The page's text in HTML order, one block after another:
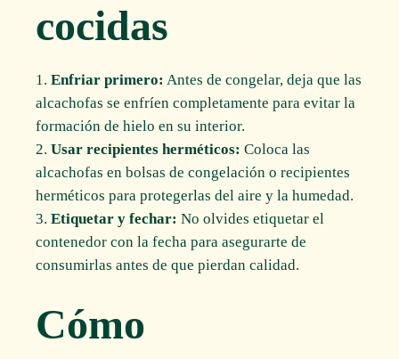
cocidas
Enfriar primero: Antes de congelar, deja que las
alcachofas se enfríen completamente para evitar la
formación de hielo en su interior.
Usar recipientes herméticos: Coloca las
alcachofas en bolsas de congelación o recipientes
herméticos para protegerlas del aire y la humedad.
Etiquetar y fechar: No olvides etiquetar el
contenedor con la fecha para asegurarte de
consumirlas antes de que pierdan calidad.
Cómo